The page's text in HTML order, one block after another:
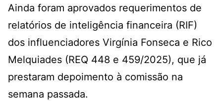
Ainda foram aprovados requerimentos de
relatórios de inteligência financeira (RIF)
dos influenciadores Virgínia Fonseca e Rico
Melquiades (REQ 448 e 459/2025), que já
prestaram depoimento à comissão na
semana passada.